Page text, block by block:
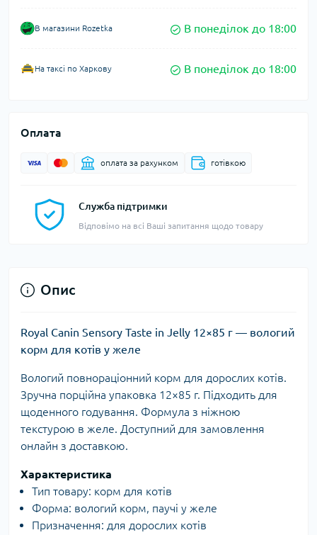
В магазини Rozetka В понеділок до 18:00
На таксі по Харкову В понеділок до 18:00
Оплата
оплата за рахунком готівкою
Служба підтримки
Відповімо на всі Ваші запитання щодо товару
Опис
Royal Canin Sensory Taste in Jelly 12×85 г — вологий
корм для котів у желе
Вологий повнораціонний корм для дорослих котів.
Зручна порційна упаковка 12×85 г. Підходить для
щоденного годування. Формула з ніжною
текстурою в желе. Доступний для замовлення
онлайн з доставкою.
Характеристика
Тип товару: корм для котів
Форма: вологий корм, паучі у желе
Призначення: для дорослих котів